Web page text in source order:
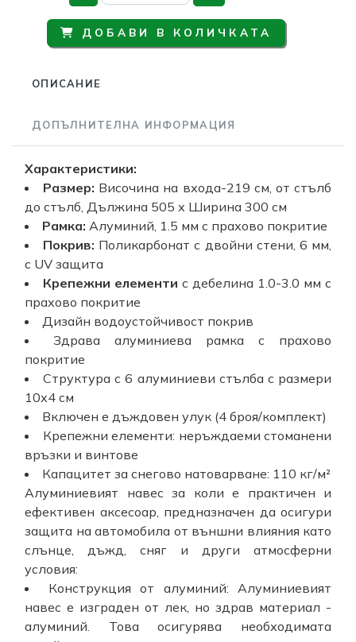
ДОБАВИ В КОЛИЧКАТА
ОПИСАНИЕ
ДОПЪЛНИТЕЛНА ИНФОРМАЦИЯ
Характеристики:
Размер: Височина на входа-219 см, от стълб
до стълб, Дължина 505 х Ширина 300 см
Рамка: Алуминий, 1.5 мм с прахово покритие
Покрив: Поликарбонат с двойни стени, 6 мм,
с UV защита
Крепежни елементи с дебелина 1.0-3.0 мм с
прахово покритие
Дизайн водоустойчивост покрив
Здрава алуминиева рамка с прахово
покритие
Структура с 6 алуминиеви стълба с размери
10х4 см
Включен е дъждовен улук (4 броя/комплект)
Крепежни елементи: неръждаеми стоманени
връзки и винтове
Капацитет за снегово натоварване: 110 кг/м²
Алуминиевият навес за коли е практичен и
ефективен аксесоар, предназначен да осигури
защита на автомобила от външни влияния като
слънце, дъжд, сняг и други атмосферни
условия:
Конструкция от алуминий: Алуминиевият
навес е изграден от лек, но здрав материал -
алуминий. Това осигурява необходимата